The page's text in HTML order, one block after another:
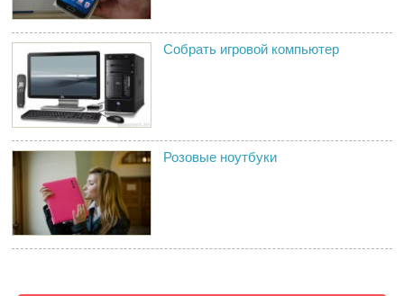
Собрать игровой компьютер
Розовые ноутбуки